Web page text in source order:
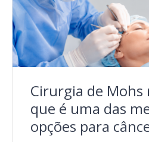
Cirurgia de
que é uma das
opções para